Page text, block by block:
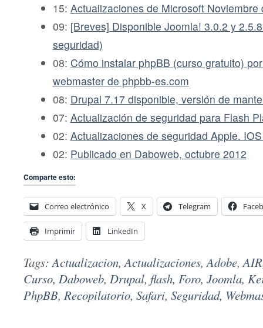
15: Actualizaciones de Microsoft Noviembre
09: [Breves] Disponible Joomla! 3.0.2 y
seguridad)
08: Cómo instalar phpBB (curso gratuito)
webmaster de phpbb-es.com
08: Drupal 7.17 disponible, versión de
07: Actualización de seguridad para Flash
02: Actualizaciones de seguridad Apple.
02: Publicado en Daboweb, octubre 2012
Comparte esto:
Correo electrónico X Telegram
Imprimir LinkedIn
Tags:Actualizacion,Actualizaciones,Adobe,AIR
Curso, Daboweb, Drupal, flash, Foro, Joomla,
PhpBB, Recopilatorio, Safari, Seguridad,